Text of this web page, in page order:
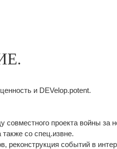
и DEVelop.potent.
проекта войны за
со спец.извне.
реконструкция событий в